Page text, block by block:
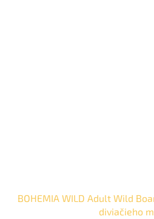
BOHEMIA WILD Adult Wild
diviačieho